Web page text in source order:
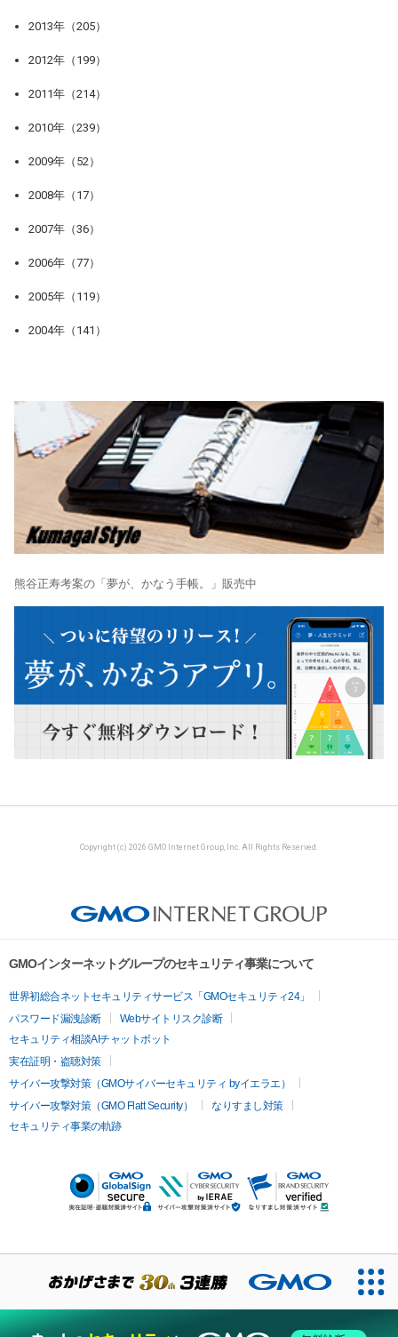
2013年（205）
2012年（199）
2011年（214）
2010年（239）
2009年（52）
2008年（17）
2007年（36）
2006年（77）
2005年（119）
2004年（141）
熊谷正寿考案の「夢が、かなう手帳。」販売中
Copyright (c) 2026 GMO Internet Group, Inc. All Rights Reserved.
GMOインターネットグループのセキュリティ事業について
世界初総合ネットセキュリティサービス「GMOセキュリティ24」
パスワード漏洩診断
Webサイトリスク診断
セキュリティ相談AIチャットボット
実在証明・盗聴対策
サイバー攻撃対策（GMOサイバーセキュリティ byイエラエ）
サイバー攻撃対策（GMO Flatt Security）
なりすまし対策
セキュリティ事業の軌跡